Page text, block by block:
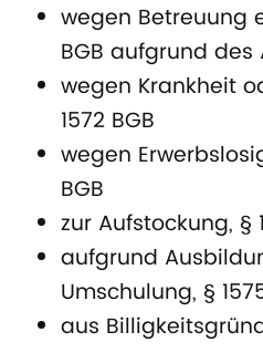
wegen Betreuung
BGB aufgrund des
wegen Krankheit
1572 BGB
wegen
BGB
zur Aufstockung, §
aufgrund
Umschulung, §
aus